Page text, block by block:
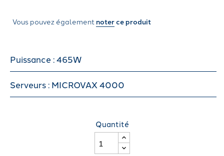
Vous pouvez également noterce produit
Puissance : 465W
Serveurs : MICROVAX 4000
Quantité